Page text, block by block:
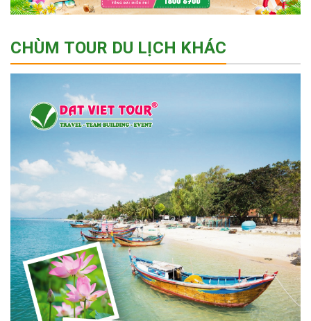
CHÙM TOUR DU LỊCH KHÁC